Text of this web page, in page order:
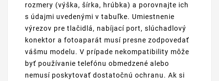
rozmery (výška, šírka, hrúbka) a porovnajte ich
s údajmi uvedenými v tabuľke. Umiestnenie
výrezov pre tlačidlá, nabíjací port, slúchadlový
konektor a fotoaparát musí presne zodpovedať
vášmu modelu. V prípade nekompatibility môže
byť používanie telefónu obmedzené alebo
nemusí poskytovať dostatočnú ochranu. Ak si